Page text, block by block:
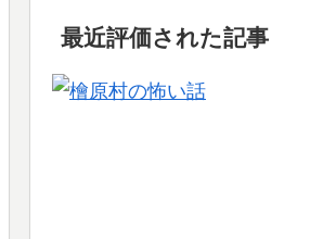
最近評価された記事